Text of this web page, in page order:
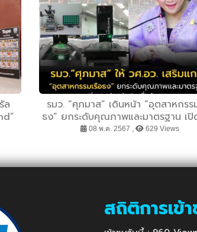
ล
ม
ล์
รมว. “ศุภมาส” เดินหน้า “อุตสาหกรร
ธง” ยกระดับคุณภาพและมาตรฐาน เ
ปฏิบัติการอ้างอิงกรมวิทย์บริการ และเ
08 พ.ค. 2567 , 629 Views
สถิติการเข้